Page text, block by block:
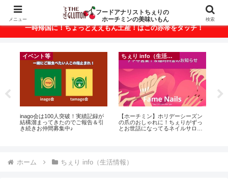
ベトナム・ホーチミンの美味いもんが満載！
一時帰国に！ちょっとええもん土産！はこの赤帯をタッチ！
イベント等
inago会は100人突破！実績記録が
結構溜まってきたのでご報告＆引
き続きお仲間募集中♪
ちぇり info（生活情報）
【ホーチミン】ホリデーシーズン
の爪のおしゃれに！ちぇりがずっ
とお世話になってるネイルサロン
ホーム ちぇり info（生活情報）
メニュー
フードアナリストちぇりの
ホーチミンの美味いもん
検索